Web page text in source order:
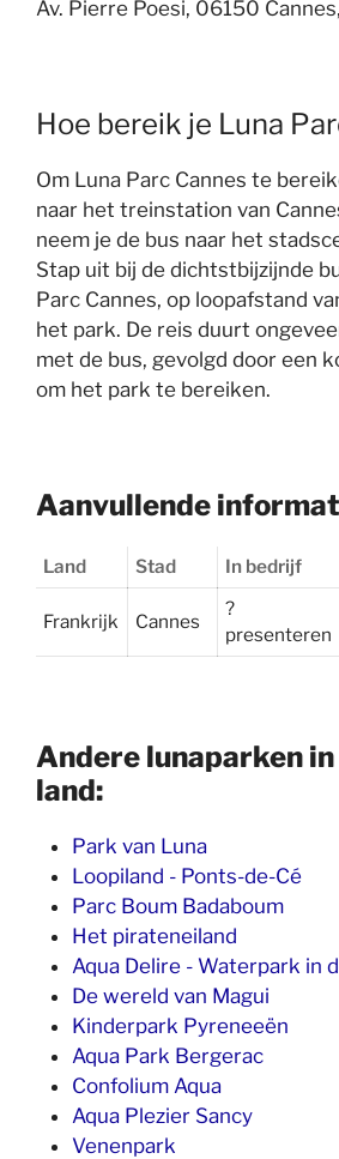
Av. Pierre Poesi, 06150
Hoe bereik je Luna
Om Luna Parc Cannes te
naar het treinstation van
neem je de bus naar het
Stap uit bij de dichtstbijzijnde
Parc Cannes, op loopafstand
het park. De reis duurt
met de bus, gevolgd door een
om het park te bereiken.
Aanvullende
Land Stad In bedrijf
Frankrijk Cannes
?
presenteren
Andere lunaparken
land:
Park van Luna
Loopiland - Ponts-de-Cé
Parc Boum Badaboum
Het pirateneiland
Aqua Delire - Waterpark in
De wereld van Magui
Kinderpark Pyreneeën
Aqua Park Bergerac
Confolium Aqua
Aqua Plezier Sancy
Venenpark